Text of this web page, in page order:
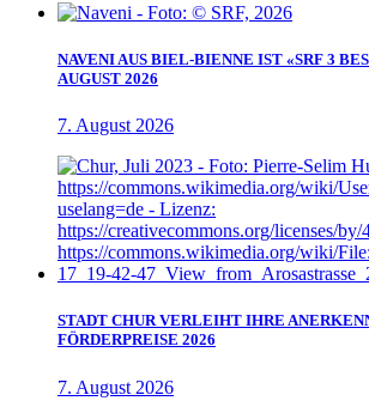
NAVENI AUS BIEL-BIENNE IST «SRF 3
AUGUST 2026
7. August 2026
STADT CHUR VERLEIHT IHRE
FÖRDERPREISE 2026
7. August 2026